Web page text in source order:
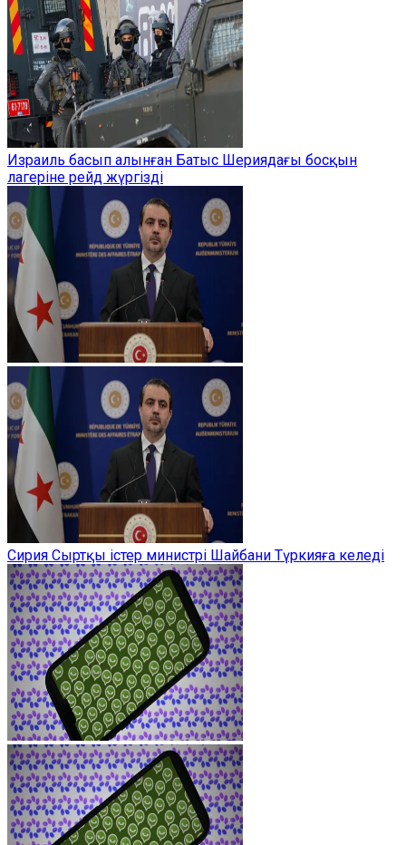
Израиль басып алынған Батыс Шериядағы босқын
лагеріне рейд жүргізді
Сирия Сыртқы істер министрі Шайбани Түркияға келеді